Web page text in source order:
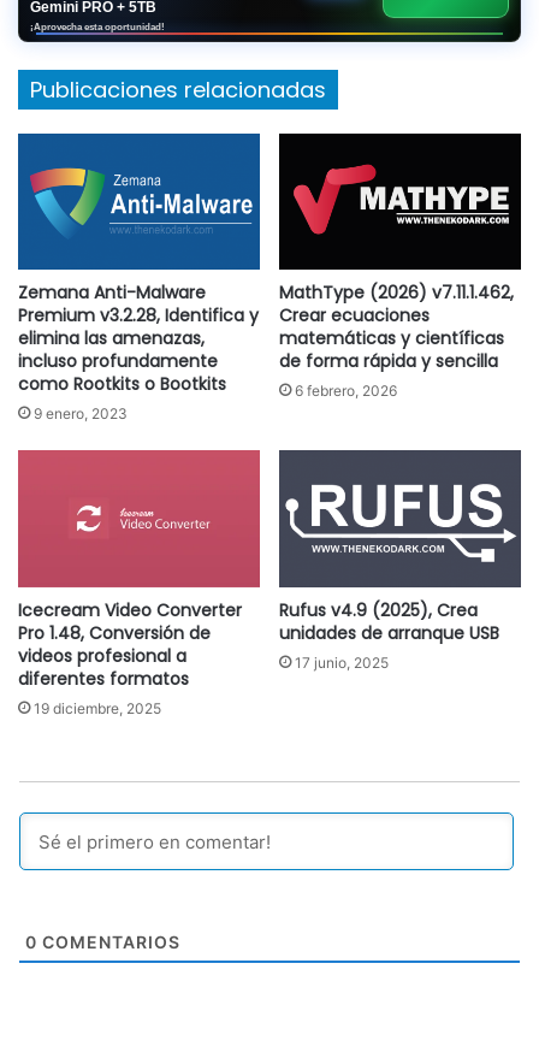
Gemini PRO + 5TB
¡Aprovecha esta oportunidad!
Publicaciones relacionadas
Zemana Anti-Malware
Premium v3.2.28, Identifica y
elimina las amenazas,
incluso profundamente
como Rootkits o Bootkits
9 enero, 2023
MathType (2026) v7.11.1.462,
Crear ecuaciones
matemáticas y científicas
de forma rápida y sencilla
6 febrero, 2026
Icecream Video Converter
Pro 1.48, Conversión de
videos profesional a
diferentes formatos
19 diciembre, 2025
Rufus v4.9 (2025), Crea
unidades de arranque USB
17 junio, 2025
0 COMENTARIOS